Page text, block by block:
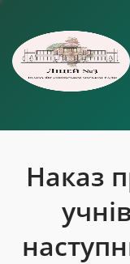
Наказ